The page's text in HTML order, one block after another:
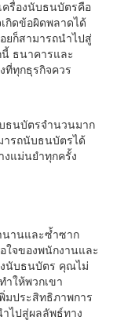
รื่องนับธนบัตรคือ
กิดข้อผิดพลาดได้
ยก็สามารถนำไปสู่
นี้ ธนาคารและ
ที่ทุกธุรกิจควร
ธนบัตรจำนวนมาก
ารถนับธนบัตรได้
แม่นยำทุกครั้ง
นานและซ้ำซาก
ใจของพนักงานและ
งนับธนบัตร คุณไม่
ำให้พวกเขา
มประสิทธิภาพการ
ไปสู่ผลลัพธ์ทาง